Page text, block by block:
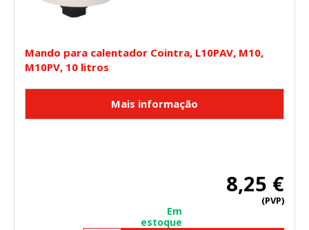
Mando para calentador Cointra, L10PAV, M10,
M10PV, 10 litros
8,25 €
(PVP)
Em
estoque